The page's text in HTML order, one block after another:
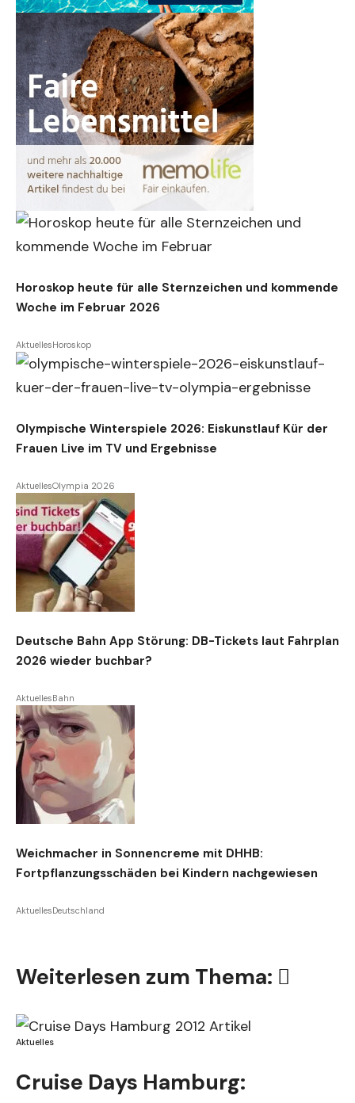
Horoskop heute für alle Sternzeichen und kommende
Woche im Februar 2026
AktuellesHoroskop
Olympische Winterspiele 2026: Eiskunstlauf Kür der
Frauen Live im TV und Ergebnisse
AktuellesOlympia 2026
Deutsche Bahn App Störung: DB-Tickets laut Fahrplan
2026 wieder buchbar?
AktuellesBahn
Weichmacher in Sonnencreme mit DHHB:
Fortpflanzungsschäden bei Kindern nachgewiesen
AktuellesDeutschland
Weiterlesen zum Thema:
Aktuelles
Cruise Days Hamburg: